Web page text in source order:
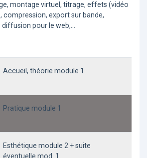
montage virtuel, titrage, effets (vidéo
compression, export sur bande,
diffusion pour le web,...
Accueil, théorie module 1
Pratique module 1
Esthétique module 2 + suite
éventuelle mod. 1